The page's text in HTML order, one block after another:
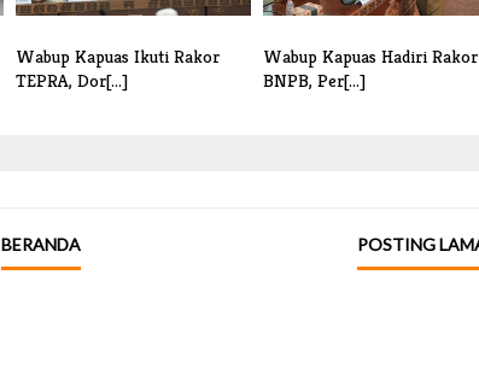
Wabup Kapuas Ikuti Rakor
TEPRA, Dor[...]
Wabup Kapuas Hadiri Rakor
BNPB, Per[...]
POSTING
BERANDA